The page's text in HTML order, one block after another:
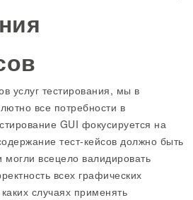
услуг тестирования, мы в
все потребности в
GUI фокусируется на
тест-кейсов должно быть
всецело валидировать
всех графических
случаях применять